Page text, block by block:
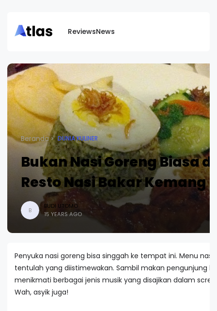
ReviewsNews
Beranda DUNIA KULINER
Bukan Nasi Goreng Biasa di
Resto Nasi Bakar Kemang
B
BUDI UTOMO
15 YEARS AGO
Penyuka nasi goreng bisa singgah ke tempat ini. Menu nasi
tentulah yang diistimewakan. Sambil makan pengunjung
menikmati berbagai jenis musik yang disajikan dalam
Wah, asyik juga!